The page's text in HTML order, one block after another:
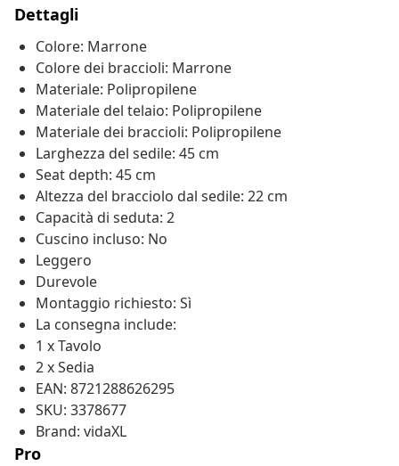
Dettagli
Colore: Marrone
Colore dei braccioli: Marrone
Materiale: Polipropilene
Materiale del telaio: Polipropilene
Materiale dei braccioli: Polipropilene
Larghezza del sedile: 45 cm
Seat depth: 45 cm
Altezza del bracciolo dal sedile: 22 cm
Capacità di seduta: 2
Cuscino incluso: No
Leggero
Durevole
Montaggio richiesto: Sì
La consegna include:
1 x Tavolo
2 x Sedia
EAN: 8721288626295
SKU: 3378677
Brand: vidaXL
Pro